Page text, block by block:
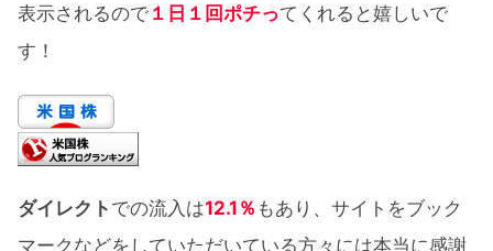
表示されるので １日１回ポチってくれると嬉しいで
す！
ダイレクト での流入は12.1％ もあり、サイトをブック
マークなどをしていただいている方々には本当に感謝